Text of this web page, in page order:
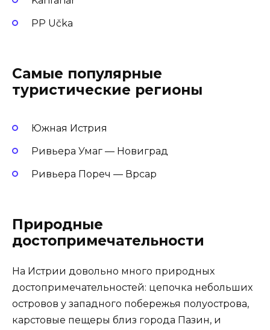
PP Učka
Самые популярные
туристические регионы
Южная Истрия
Ривьера Умаг — Новиград
Ривьера Пореч — Врсар
Природные
достопримечательности
На Истрии довольно много природных
достопримечательностей: цепочка небольших
островов у западного побережья полуострова,
карстовые пещеры близ города Пазин, и